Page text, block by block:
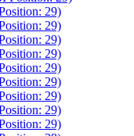
29)
29)
29)
29)
29)
29)
29)
29)
29)